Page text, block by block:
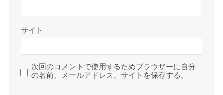
サイト
次回のコメントで使用するためブラウザーに自分
の名前、メールアドレス、サイトを保存する。